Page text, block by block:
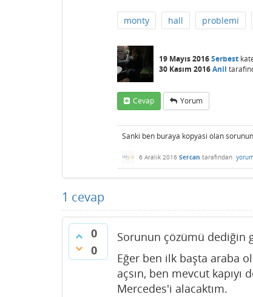
monty hall problemi
19 Mayıs 2016Serbest
30 Kasım 2016Anil
Cevap Yorum
Sanki ben buraya kopyasi olan
6 Aralık 2016 Sercan tarafından
1 cevap
0
0
Sorunun çözümü dediğin
Eğer ben ilk başta araba
açsın, ben mevcut
Mercedes'i alacaktım.